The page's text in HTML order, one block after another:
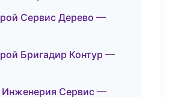
Сервис Дерево —
Бригадир Контур —
Сервис —